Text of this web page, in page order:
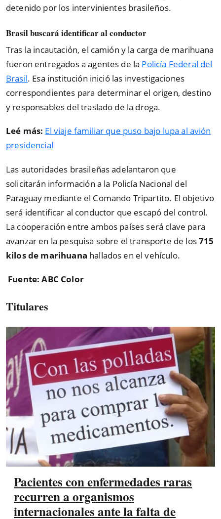
detenido por los intervinientes brasileños.
Brasil buscará identificar al conductor
Tras la incautación, el camión y la carga de marihuana
fueron entregados a agentes de la Policía Federal del
Brasil. Esa institución inició las investigaciones
correspondientes para determinar el origen, destino
y responsables del traslado de la droga.
Leé más: El viaje familiar que puso bajo lupa al avión
presidencial
Las autoridades brasileñas adelantaron que
solicitarán información a la Policía Nacional del
Paraguay mediante el Comando Tripartito. El objetivo
será identificar al conductor que escapó del control.
La cooperación entre ambos países será clave para
avanzar en la pesquisa sobre el transporte de los715
kilos de marihuana hallados en el vehículo.
Fuente: ABC Color
Titulares
Pacientes con enfermedades raras
recurren a organismos
internacionales ante la falta de